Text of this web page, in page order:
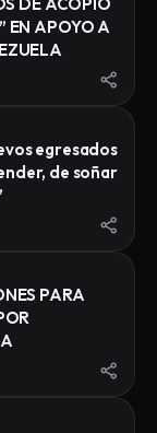
EN APOYO A
egresados
de soñar
PARA